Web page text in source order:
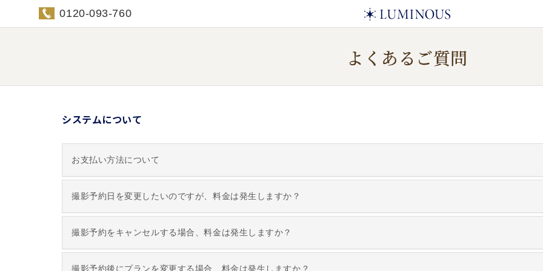
0120-093-760
よくあるご質問
システムについて
お支払い方法について
撮影予約日を変更したいのですが、料金は発生しますか？
撮影予約をキャンセルする場合、料金は発生しますか？
撮影予約後にプランを変更する場合、料金は発生しますか？